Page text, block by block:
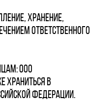
хранение,
ответственного
ООО
храниться в
Федерации.